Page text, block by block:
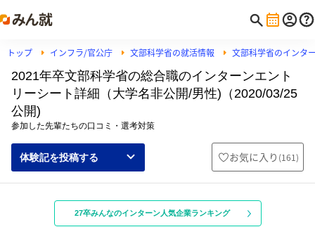
トップ インフラ/官公庁 文部科学省の就活情報 文部科学省のインタ
2021年卒文部科学省の総合職のインターンエント
リーシート詳細（大学名非公開/男性)（2020/03/25
公開)
参加した先輩たちの口コミ・選考対策
体験記を投稿する お気に入り (161)
27卒みんなのインターン人気企業ランキング